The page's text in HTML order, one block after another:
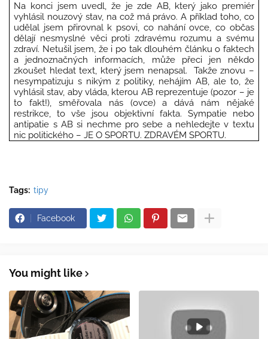
Na konci jsem uvedl, že je zde AB, který jako premiér
vyhlásil nouzový stav, na což má právo. A příklad toho, co
udělal jsem přirovnal k psovi, co nahání ovce, co občas
dělají nesmyslné věci proti zdravému rozumu a svému
zdraví. Netušil jsem, že i po tak dlouhém článku o faktech
a jednoznačných informacích, může přeci jen někdo
zkoušet hledat text, který jsem nenapsal.
Takže znovu –
nesympatizuju s nikým z politiky, nehájím AB, ale to, že
vyhlásil stav, aby vláda, kterou AB reprezentuje (pozor – je
to fakt!), směřovala nás (ovce) a dává nám nějaké
restrikce, to vše jsou objektivní fakta. Sympatie nebo
antipatie s AB si nechme pro sebe a nehledejte v textu
nic politického – JE O SPORTU. ZDRAVÉM SPORTU.
Tags: tipy
Facebook
You might like